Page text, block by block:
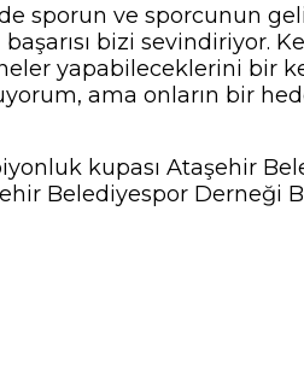
sporun ve sporcunun
bizi sevindiriyor.
yapabileceklerini bir
ama onların bir
kupası Ataşehir
Belediyespor Derneği